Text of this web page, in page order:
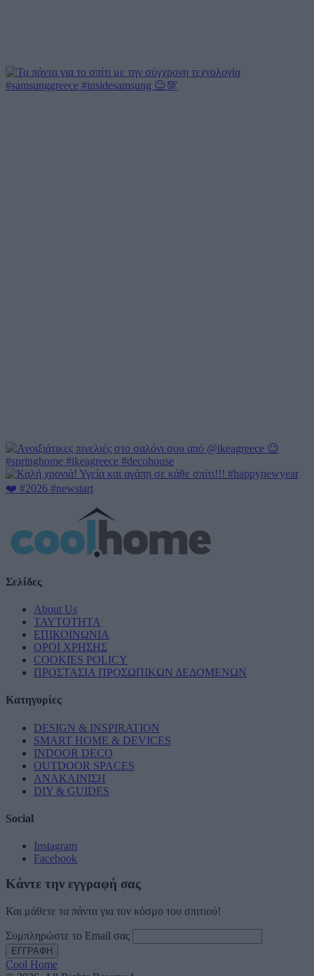
Σελίδες
About Us
ΤΑΥΤΟΤΗΤΑ
ΕΠΙΚΟΙΝΩΝΙΑ
ΟΡΟΙ ΧΡΗΣΗΣ
COOKIES POLICY
ΠΡΟΣΤΑΣΙΑ ΠΡΟΣΩΠΙΚΩΝ ΔΕΔΟΜΕΝΩΝ
Κατηγορίες
DESIGN & INSPIRATION
SMART HOME & DEVICES
INDOOR DECO
OUTDOOR SPACES
ΑΝΑΚΑΙΝΙΣΗ
DIY & GUIDES
Social
Instagram
Facebook
Κάντε την εγγραφή σας
Και μάθετε τα πάντα για τον κόσμο του σπιτιού!
Συμπληρώστε το Email σας
Cool Home